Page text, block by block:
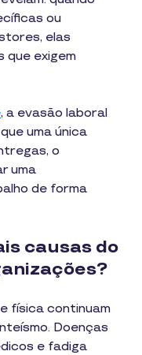
ou
elas
que exigem
, a evasão laboral
uma única
o
uma
de forma
causas do
física continuam
Doenças
e fadiga